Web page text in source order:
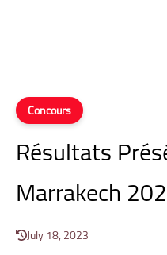
Concours
Résultats
Marrakech
July 18, 2023